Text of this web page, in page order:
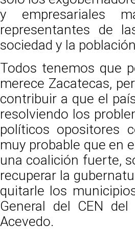
y empresariales
representantes de
sociedad y la
Todos tenemos que
merece Zacatecas,
contribuir a que el
resolviendo los
políticos opositores
muy probable que en
una coalición fuerte,
recuperar la
quitarle los
General del CEN
Acevedo.